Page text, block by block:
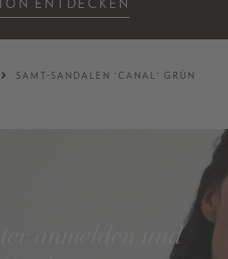
ENTDECKEN
SAMT-SANDALEN 'CANAL' GRÜN
anmelden und